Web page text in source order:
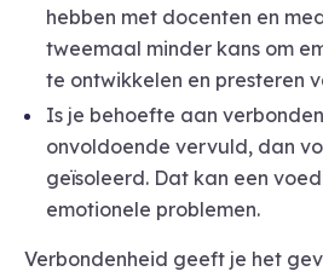
hebben met docenten en
tweemaal minder kans om
te ontwikkelen en presteren
Is je behoefte aan
onvoldoende vervuld, dan
geïsoleerd. Dat kan een
emotionele problemen.
Verbondenheid geeft je het